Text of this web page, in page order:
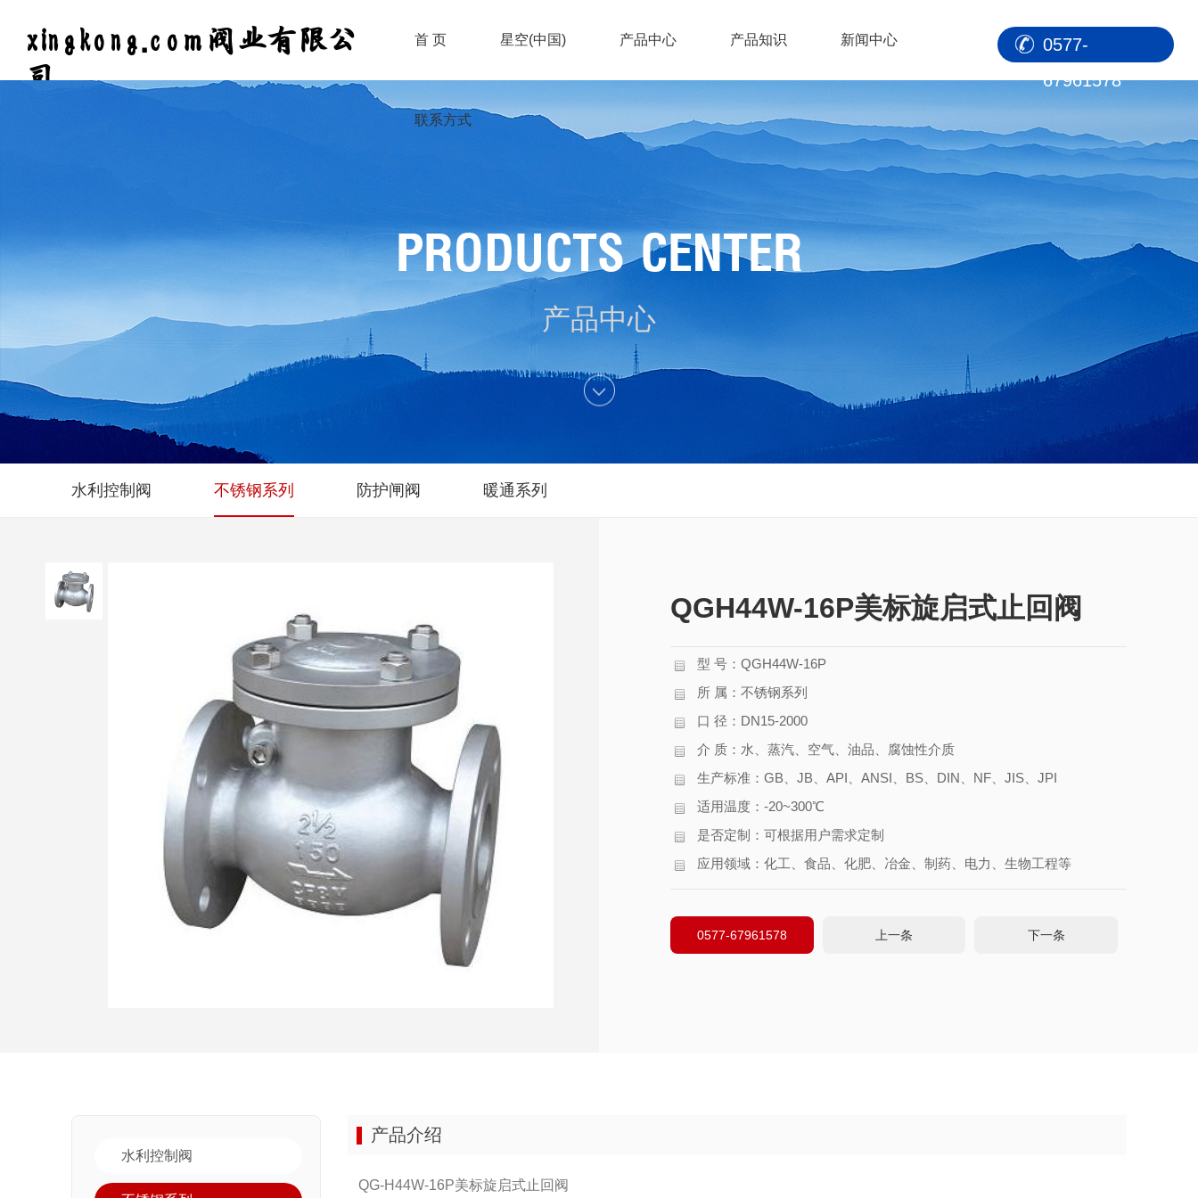
xingkong.com阀业有限公
司
首 页 星空(中国) 产品中心 产品知识 新闻中心
联系方式
0577-
67961578
PRODUCTS CENTER
产品中心
水利控制阀 不锈钢系列 防护闸阀 暖通系列
QGH44W-16P美标旋启式止回阀
型 号：QGH44W-16P
所 属：不锈钢系列
口 径：DN15-2000
介 质：水、蒸汽、空气、油品、腐蚀性介质
生产标准：GB、JB、API、ANSI、BS、DIN、NF、JIS、JPI
适用温度：-20~300℃
是否定制：可根据用户需求定制
应用领域：化工、食品、化肥、冶金、制药、电力、生物工程等
0577-67961578 上一条 下一条
水利控制阀
产品介绍
QG-H44W-16P美标旋启式止回阀